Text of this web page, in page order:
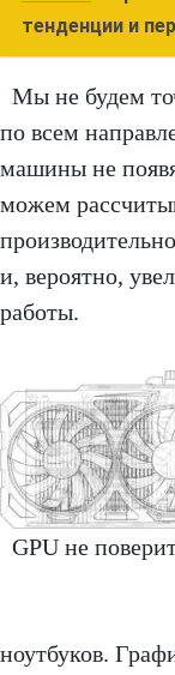
тенденции и
Мы не будем
по всем
машины не
можем
и, вероятно,
работы.
GPU не
ноутбуков.